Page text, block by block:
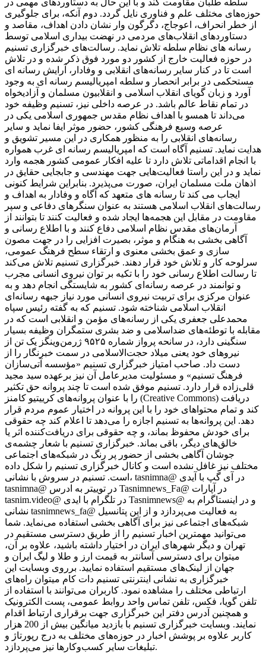
سلطه طلبان مقاومت کند و با این حال به دستاوردهای مهمی در
حوزه‌های مختلف علم و فناوری نایل گردد. دوم آنکه، برای جلوگیری
از خطر انحراف، اعوجاج، دگرگون وار نشان دادن اهداف، مقاصد و
دستاوردهای انقلاب‌های مردمی در نهضت بیداری اسلامی توسط
رسانه های نظام سلطه تلاش نماید. رسالت‌های خبرگزاری تسنیم
در حوزه فعالیت خارج از کشور دو مورد فوق ذکر شده و در تلاش
است تا در کنار سایر رسانه‌های انقلابی و وفادار، آرایش رسانه ای
مستحکمی در برابر انحصار و سلطه امپریالیسم رسانه ای به وجود
آورد و زبان گویای انقلاب اسلامی و انقلابیون مسلمان و آزادیخواه
در تمام نقاط عالم باشد. در عرصه داخلی نیز، تسنیم وظیفه خود
می‌داند تا همسو با اهداف نظام مقدس جمهوری اسلامی یکی در
عرصه وسیع فرهنگی کشور، حضور موثر ایفا نماید و سایر
رسانه‌های انقلابی را به منظور همکاری در این مسیر تشویق و
هدایت نماید. تسنیم آگاه است که امپریالیسم رسانه ای غرب همواره
با انجام اقداماتی تلاش دارد تا علیه افکار عمومی کشور هجمه وارد
نماید و در این راستا فعالیت‌هایی جهت مهندسی و جابجایی حقایق در
اذهان ملت مسلمان ایران، صورت می‌پذیرد. بنابراین شرایط کنونی
ایجاب می کند تا رسانه های متعهد که آگاه و وفادار به اهداف و
رسالت‌های انقلاب اسلامی هستند به عنوان سنگرهای دفاعی و سپر
مقاومت در مقابل این هجمه‌ها ایجاد شده و فعالیت کنند تا بتوانند از
آرمان‌های مقدس نظام اسلامی دفاع کنند و با اطلاع رسانی و
آگاهی بخشی به هنگام و موثر، بصیرت افزایی را در جهت مصون
سازی و عمق بخشی معنوی و ارتقاء سطح فرهنگ عمومی،
سرلوحه کار و تلاش خود قرار دهند. خبرگزاری تسنیم تلاش می‌کند
تا رسالت اطلاع رسانی خود را با تکیه بر توان نیروی انسانی مجرب
و توانمند در عرصه رسانه‌ای کشور به شایستگی انجام دهد و به
عنوان مرکزی برای تربیت نیروی انسانی مورد نیاز جبهه رسانه‌ای
انقلاب اسلامی شناخته شود. تسنیم که به گفته رئیس سپاه
محمدعلی جعفری یکی از رسانه‌های مؤمن و انقلابی است که در
مقابله با توطئه‌های ضداسلامی و ضد بشری ستمگران وظیفه بسیار
سنگینی دارد، در سانحه پرواز شماره ۹۵۲۵ ژرمن‌وینگز یک تن از
نیروهای خود یعنی میلاد حجت‌الاسلامی در سمت خبرنگار را از
دست داد. صاحب امتیاز خبرگزاری تسنیم «مؤسسه آتی‌سازان
فرهنگ تسنیم» و مسئولیت مدیرعامل آن نیز برعهده سید مجید
قلی‌زاده‌ قرار دارد. تسنیم موفق شده است تا چند پروانه حق تکثیر
را با عنوان پروانه‌های کرییتیو کامنز (Creative Commons) دریافت
کند و تمام محتواهای خود را با این پروانه در اختیار عموم مردم قرار
دهد. این پروانه‌ها به تسنیم اجازه را می‌دهد تا اعلام کند چه حقوقی
برای خودش محفوظ بماند، و چه حقوقی برای دریافت‌کننده اثر یا
خالق‌های دیگر، باقی بماند. خبرگزاری تسنیم با شعار چشمه‌ی
جوشان آگاهی بخشی از حضور پر رنگ در شبکه‌های اجتماعی
مختلف نیز غافل نشده است و کانال خبرگزاری تسنیم را شکل داده
است. تسنیم در سروش با نشانی، tasnimna@ در آی گپ با آیدی
tasnimna@ در توییتر به ادرس Tasnimnews_Fa@ در آپارات
tasnim.video@ در تلگرام با ایدی Tasnimnews@ و در اینستاگرام به
نشانی tasnimnews_fa@ به فعالیت می‌پردازد و از این پتانسیل
شبکه‌های اجتماعی نیز برای آگاهی بخشی استفاده می‌نماید. شما
می‌توانید مهمترین اخبار تسنیم را از طریق دسترسی مستقیم در
تهران و دیگر شهرهای ایران در اختیار داشته باشید، علاوه بر آن،
میتوان برای دسترسی آسانتر به قیمت ارز و طلا و لیگ ایران و
جهان از لینک‌های مستقیم استفاده نمایید. برروی وبسایت این
خبرگزاری به نشانی اینترنتی تسنیم دات کام میتوان راه‌های
ارتباطی مختلف را مشاهده نمود. کاربران می‌توانند با استفاده از
تلفن گویا، فکس، تلفن تماس واحد روابط عمومی، پست الکترونیک
و همچنین آدرس دفتر این خبرگزاری جهت برقراری ارتباط اقدام
نمایند. وبسایت خبرگزاری تسنیم با بازدید میانگین بیش از 200 هزار
کاربر علاوه بر پوشش اخبار در حوزه‌های مختلف به درج رپورتاژ و
تبلیغات سایر کسب‌وکارها نیز می‌پردازد.